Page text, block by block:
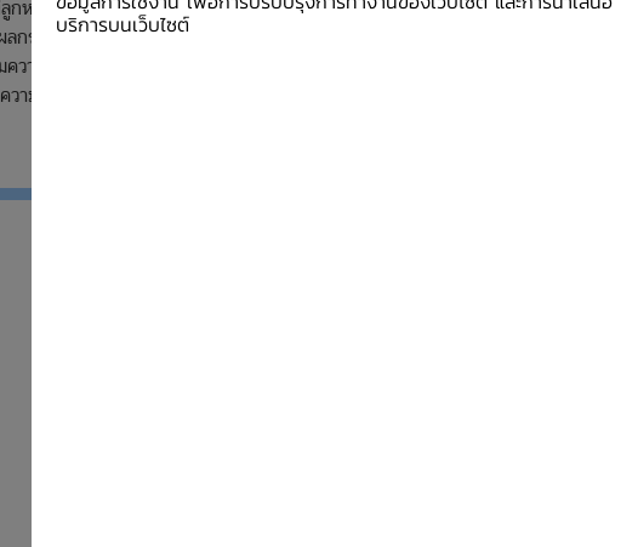
หนี้
ลกระทบ
าม
าม
บริการบนเว็บไซต์